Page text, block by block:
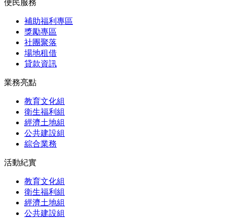
便民服務
補助福利專區
獎勵專區
社團聚落
場地租借
貸款資訊
業務亮點
教育文化組
衛生福利組
經濟土地組
公共建設組
綜合業務
活動紀實
教育文化組
衛生福利組
經濟土地組
公共建設組